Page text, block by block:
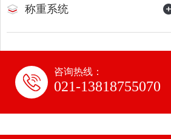
称重系统
咨询热线：
021-13818755070